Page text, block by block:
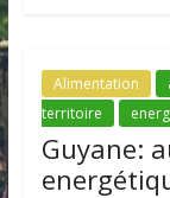
Alimentation
territoire
Guyane: